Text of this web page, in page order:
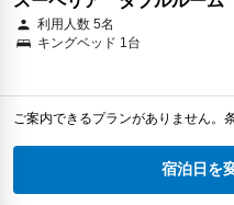
利用人数 5名
キングベッド 1台
ご案内できるプランがありません。
宿泊日を